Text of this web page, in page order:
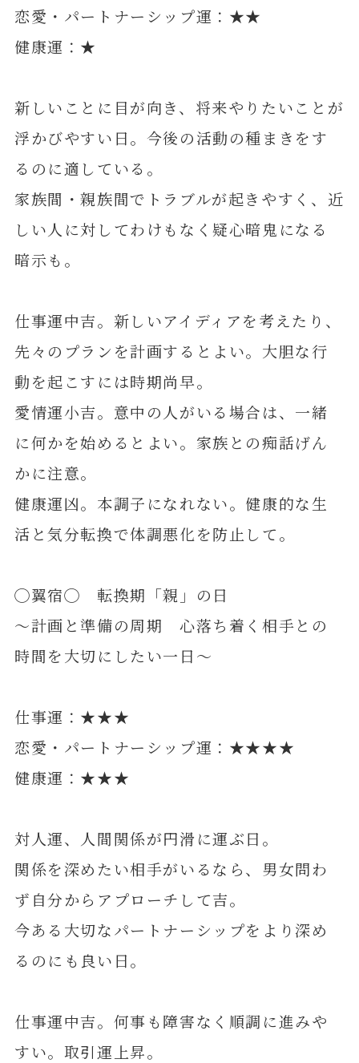
恋愛・パートナーシップ運：★★
健康運：★
新しいことに目が向き、将来やりたいことが
浮かびやすい日。今後の活動の種まきをす
るのに適している。
家族間・親族間でトラブルが起きやすく、近
しい人に対してわけもなく疑心暗鬼になる
暗示も。
仕事運中吉。新しいアイディアを考えたり、
先々のプランを計画するとよい。大胆な行
動を起こすには時期尚早。
愛情運小吉。意中の人がいる場合は、一緒
に何かを始めるとよい。家族との痴話げん
かに注意。
健康運凶。本調子になれない。健康的な生
活と気分転換で体調悪化を防止して。
◯翼宿◯ 転換期「親」の日
～計画と準備の周期 心落ち着く相手との
時間を大切にしたい一日～
仕事運：★★★
恋愛・パートナーシップ運：★★★★
健康運：★★★
対人運、人間関係が円滑に運ぶ日。
関係を深めたい相手がいるなら、男女問わ
ず自分からアプローチして吉。
今ある大切なパートナーシップをより深め
るのにも良い日。
仕事運中吉。何事も障害なく順調に進みや
すい。取引運上昇。